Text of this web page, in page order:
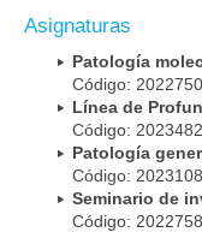
Asignaturas
Patología
Código:
Línea de
Código:
Patología
Código:
Seminario de
Código: